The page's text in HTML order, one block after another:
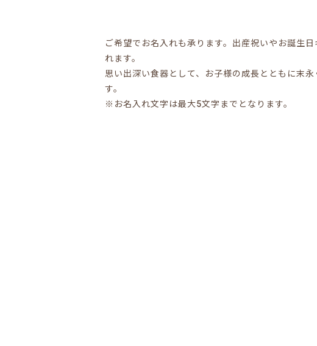
ご希望でお名入れも承ります。出産祝いやお誕生
れます。
思い出深い食器として、お子様の成長とともに末永
す。
※お名入れ文字は最大5文字までとなります。